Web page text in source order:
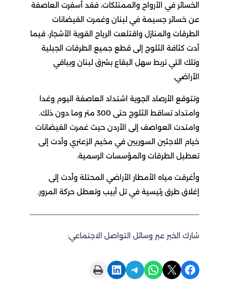
الخسائر في الأرواح والممتلكات، فقد أسفرت العاصفة
عن خسائر جسيمة في لبنان وغمرت الفيضانات
الطرقات والمنازل واقتلعت الرياح القوية الأشجار، فيما
أدت كثافة الثلوج إلى قطع جميع الطرقات الجبلية
وتلك التي تربط سهل البقاع بشرق لبنان وبباقي
الأراضي.
وتتوقع الأرصاد الجوية اشتداد العاصفة اليوم وغدا
وامتداد تساقط الثلوج حتى 300 متر وما دون ذلك.
وامتدت العواصف إلى الأردن حيث غمرت الفيضانات
خيام اللاجئين السوريين في مخيم الزعتري وأدت إلى
تعطيل الطرقات والمؤسسات الرسمية.
وأغرقت مياه الأمطار الأراضي المحتلة وأدت إلى
إغلاق طرق رئيسية في تل أبيب وتعطل حركة المرور.
شارك الخبر عبر وسائل التواصل الاجتماعي:
Share on Facebook
Share on X
Share on WhatsApp
Share on Telegram
Share on LinkedIn
Print this Page